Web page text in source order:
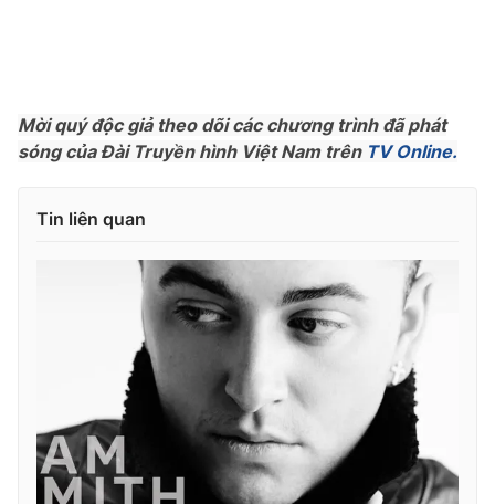
VTV Sức khoẻ
Thị trường 24h Tấm lòng Việt
Vươn mình bằng AI
VTV9 VTV8
Liên hệ tòa soạn English
Mời quý độc giả theo dõi các chương trình đã phát
sóng của Đài Truyền hình Việt Nam trên TV Online.
Tin liên quan